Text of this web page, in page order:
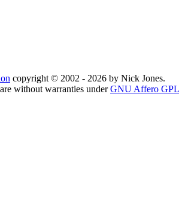
copyright © 2002 - 2026 by Nick Jones.
without warranties underGNU Affero GPL